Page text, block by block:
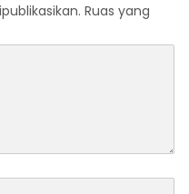
Ruas yang